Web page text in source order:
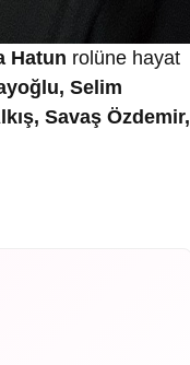
Hatun rolüne hayat
Selim
Savaş Özdemir,